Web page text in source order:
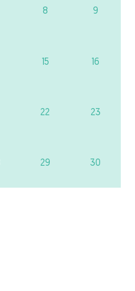
8 9
15 16
22 23
29 30